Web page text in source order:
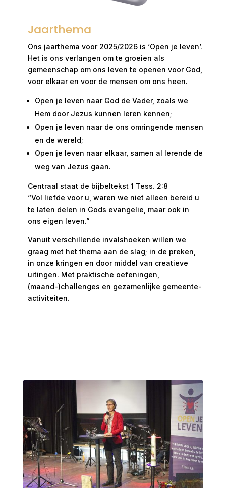
Jaarthema
Ons jaarthema voor 2025/2026 is ‘Open je leven’.
Het is ons verlangen om te groeien als
gemeenschap om ons leven te openen voor God,
voor elkaar en voor de mensen om ons heen.
Open je leven naar God de Vader, zoals we
Hem door Jezus kunnen leren kennen;
Open je leven naar de ons omringende mensen
en de wereld;
Open je leven naar elkaar, samen al lerende de
weg van Jezus gaan.
Centraal staat de bijbeltekst 1 Tess. 2:8
“Vol liefde voor u, waren we niet alleen bereid u
te laten delen in Gods evangelie, maar ook in
ons eigen leven.”
Vanuit verschillende invalshoeken willen we
graag met het thema aan de slag; in de preken,
in onze kringen en door middel van creatieve
uitingen. Met praktische oefeningen,
(maand-)challenges en gezamenlijke gemeente-
activiteiten.